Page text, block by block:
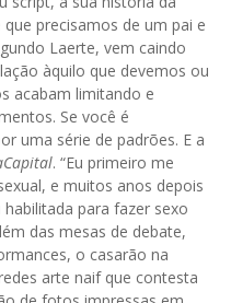
precisamos de um pai e
Laerte, vem caindo
àquilo que devemos ou
acabam limitando e
Se você é
uma série de padrões. E a
. “Eu primeiro me
e muitos anos depois
para fazer sexo
das mesas de debate,
o casarão na
arte naif que contesta